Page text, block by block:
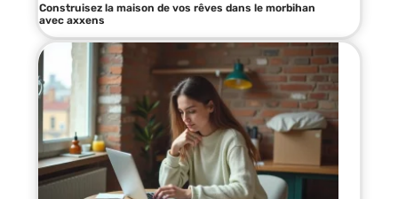
Construisez la maison de vos rêves dans le morbihan
avec axxens